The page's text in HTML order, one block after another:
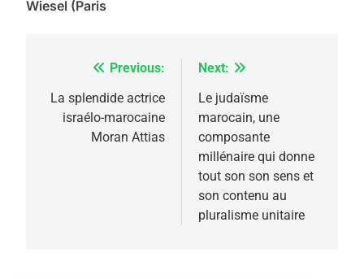
Wiesel (Paris
Navigation
de
l’article
Previous:
La splendide actrice
israélo-marocaine
Moran Attias
Next:
Le judaïsme
marocain, une
composante
millénaire qui donne
tout son son sens et
son contenu au
pluralisme unitaire
rapport d’ADL contre
l’antisémitisme
FRANCE ISRAÉL
FIÈRE, DIGNE ET RÉSILIENTE :
POURQUOI JE REVENDIQUE
MA JUDAÏTE par Thérèse
Zrihen-Dvir
JUDAISME